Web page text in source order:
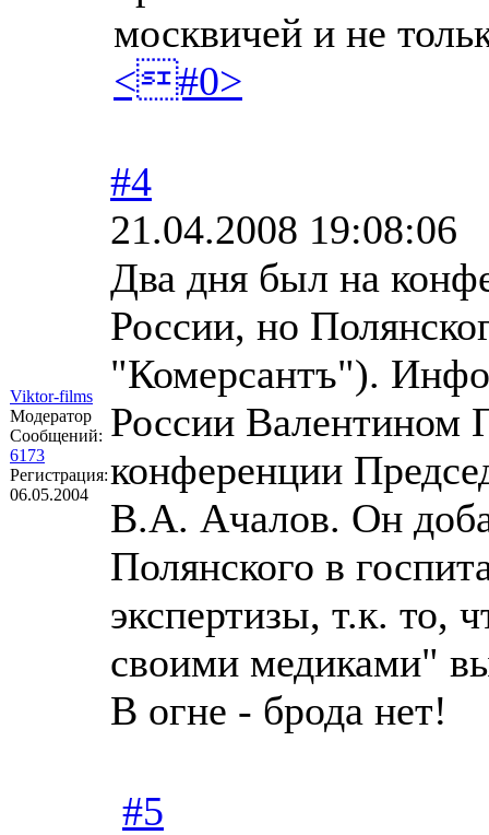
москвичей и не
<#0>
Viktor-films
Модератор
Сообщений:
6173
Регистрация:
06.05.2004
#4
21.04.2008 19:08:06
Два дня был на
России, но
"Комерсантъ").
России Валентином
конференции
В.А. Ачалов. Он
Полянского в
экспертизы, т.к. то,
своими медиками"
В огне - брода нет!
#5